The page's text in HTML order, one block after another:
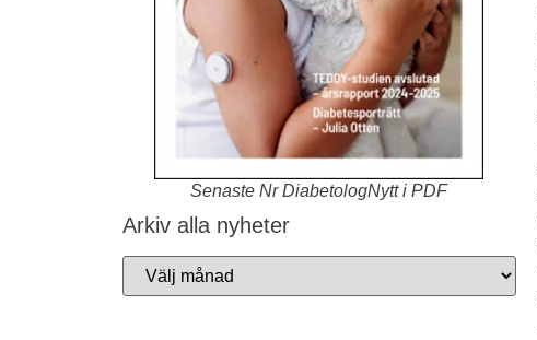
Senaste Nr DiabetologNytt i PDF
Arkiv alla nyheter